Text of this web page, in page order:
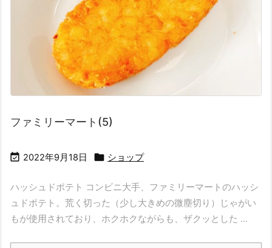
ファミリーマート(5)
 2022年9月18日  ショップ
ハッシュドポテト コンビニ大手、ファミリーマートのハッシ
ュドポテト。荒く切った（少し大きめの微塵切り）じゃがい
もが使用されており、ホクホクながらも、ザクッとした ...